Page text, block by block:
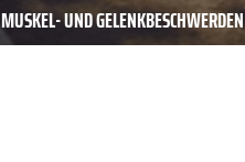
UND GELENKBESCHWERDEN